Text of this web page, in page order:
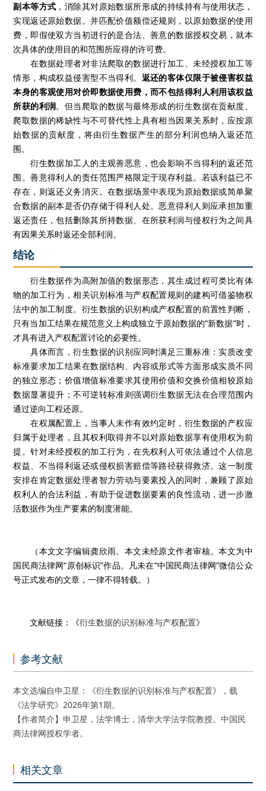
副本等方式 ，消除其对原始数据所形成的持续持有与使用状态，
实现返还原始数据。并匹配价值额偿还规则，以原始数据的使用
费，即假使双方当初进行的是合法、善意的数据授权交易，就本
次具体的使用目的和范围所应得的许可费。
在数据处理者对非法爬取的数据进行加工、未经授权加工等
情形，构成权益侵害型不当得利。 返还的客体仅限于被侵害权益
本身的客观使用对价即数据使用费，而不包括得利人利用该权益
所获的利润。但当爬取的数据与最终形成的衍生数据在贡献度、
爬取数据的稀缺性与不可替代性上具有相当因果关系时，应按原
始数据的贡献度，将由衍生数据产生的部分利润也纳入返还范
围。
衍生数据加工人的主观善恶意，也会影响不当得利的返还范
围。善意得利人的责任范围严格限定于现存利益。若该利益已不
存在，则返还义务消灭。在数据场景中表现为原始数据或简单聚
合数据的副本是否仍存储于得利人处。恶意得利人则应承担加重
返还责任，包括删除其所持数据、在所获利润与侵权行为之间具
有因果关系时返还全部利润。
结论
衍生数据作为高附加值的数据形态，其生成过程可类比有体
物的加工行为，相关识别标准与产权配置规则的建构可借鉴物权
法中的加工制度。衍生数据的识别构成产权配置的前置性判断，
只有当加工结果在规范意义上构成独立于原始数据的“新数据”时，
才具有进入产权配置讨论的必要性。
具体而言，衍生数据的识别应同时满足三重标准：实质改变
标准要求加工结果在数据结构、内容或形式等方面形成实质不同
的独立形态；价值增值标准要求其使用价值和交换价值相较原始
数据显著提升；不可逆转标准则强调衍生数据无法在合理范围内
通过逆向工程还原。
在权属配置上，当事人未作有效约定时，衍生数据的产权应
归属于处理者，且其权利取得并不以对原始数据享有使用权为前
提。针对未经授权的加工行为，在先权利人可依法通过个人信息
权益、不当得利返还或侵权损害赔偿等路径获得救济。这一制度
安排在肯定数据处理者智力劳动与要素投入的同时，兼顾了原始
权利人的合法利益，有助于促进数据要素的良性流动，进一步激
活数据作为生产要素的制度潜能。
（本文文字编辑龚欣雨。本文未经原文作者审核。本文为中
国民商法律网“原创标识”作品。凡未在“中国民商法律网”微信公众
号正式发布的文章，一律不得转载。）
文献链接：《衍生数据的识别标准与产权配置》
参考文献
本文选编自申卫星：《衍生数据的识别标准与产权配置》，载
《法学研究》2026年第1期。
【作者简介】申卫星，法学博士，清华大学法学院教授。中国民
商法律网授权学者。
相关文章